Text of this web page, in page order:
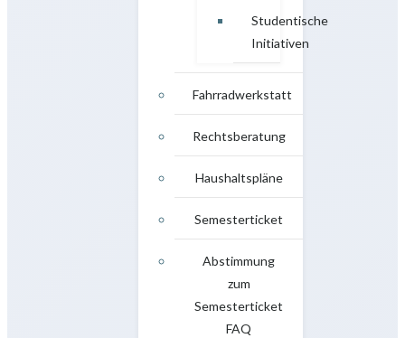
Studentische
Initiativen
Fahrradwerkstatt
Rechtsberatung
Haushaltspläne
Semesterticket
Abstimmung
zum
Semesterticket
FAQ